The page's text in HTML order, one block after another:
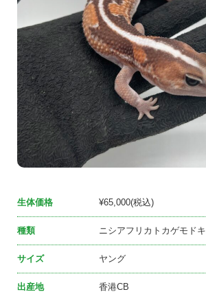
生体価格 ¥65,000(税込)
種類 ニシアフリカトカゲモドキ
サイズ ヤング
出産地 香港CB